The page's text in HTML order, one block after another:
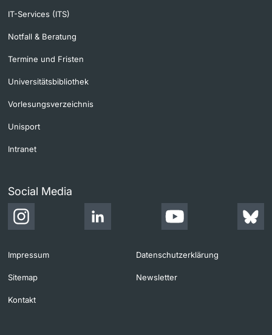
IT-Services (ITS)
Notfall & Beratung
Termine und Fristen
Universitätsbibliothek
Vorlesungsverzeichnis
Unisport
Intranet
Social Media
Impressum Datenschutzerklärung
Sitemap Newsletter
Kontakt